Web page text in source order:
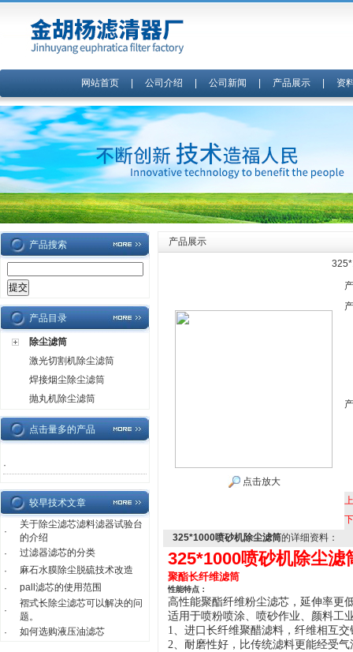
网站首页| 公司介绍 公司新闻 产品展示| 资
产品搜索
产品目录
除尘滤筒
激光切割机除尘滤筒
焊接烟尘除尘滤筒
抛丸机除尘滤筒
点击量多的产品
·
较早技术文章
·
关于除尘滤芯滤料滤器试验台
的介绍
·
过滤器滤芯的分类
·
麻石水膜除尘脱硫技术改造
·
pall滤芯的使用范围
·
褶式长除尘滤芯可以解决的问
题。
·
如何选购液压油滤芯
产品展示
点击放大
325*1000喷砂机除尘滤筒的详细资料：
325*1000喷砂机除尘滤
聚酯长纤维滤筒
性能特点：
高性能聚酯纤维粉尘滤芯 ，延伸率更
适用于喷粉喷涂、喷砂作业、颜料工
1、进口长纤维聚醋滤料，纤维相互
2、耐磨性好，比传统滤料更能经受